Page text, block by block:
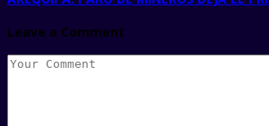
Leave a Comment